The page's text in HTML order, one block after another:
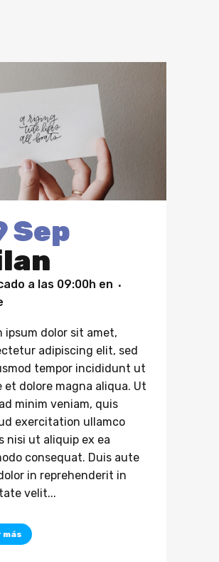
Sep
a las 09:00h en
ipsum dolor sit amet,
adipiscing elit, sed
tempor incididunt ut
et dolore magna aliqua. Ut
minim veniam, quis
exercitation ullamco
nisi ut aliquip ex ea
consequat. Duis aute
in reprehenderit in
velit...
más